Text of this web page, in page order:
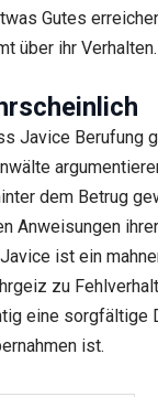
Gutes
über ihr Verhalten.
Javice Berufung
dem Betrug
Anweisungen
ist ein
zu
eine sorgfältige
ist.